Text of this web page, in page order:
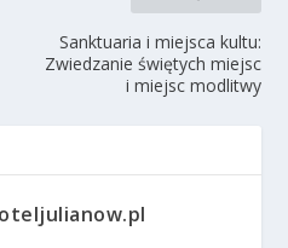
Sanktuaria i miejsca kultu:
Zwiedzanie świętych miejsc
i miejsc modlitwy